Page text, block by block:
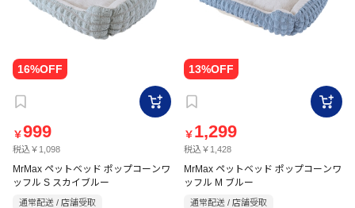
￥999
税込￥1,098
MrMax ペットベッド ポップコーンワ
ッフル S スカイブルー
通常配送 / 店舗受取
￥ 1,299
税込￥1,428
MrMax ペットベッド ポップコーンワ
ッフル M ブルー
通常配送 / 店舗受取